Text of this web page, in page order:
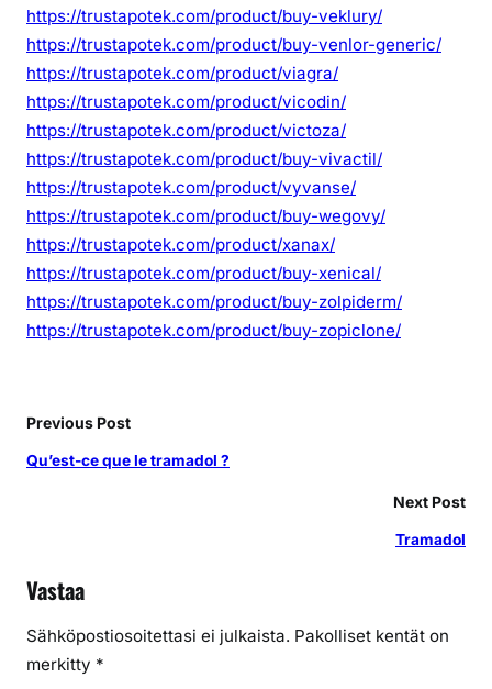
https://trustapotek.com/product/buy-veklury/
https://trustapotek.com/product/buy-venlor-generic/
https://trustapotek.com/product/viagra/
https://trustapotek.com/product/vicodin/
https://trustapotek.com/product/victoza/
https://trustapotek.com/product/buy-vivactil/
https://trustapotek.com/product/vyvanse/
https://trustapotek.com/product/buy-wegovy/
https://trustapotek.com/product/xanax/
https://trustapotek.com/product/buy-xenical/
https://trustapotek.com/product/buy-zolpiderm/
https://trustapotek.com/product/buy-zopiclone/
Previous Post
Qu’est-ce que le tramadol ?
Next Post
Tramadol
Vastaa
Sähköpostiosoitettasi ei julkaista. Pakolliset kentät on
merkitty *